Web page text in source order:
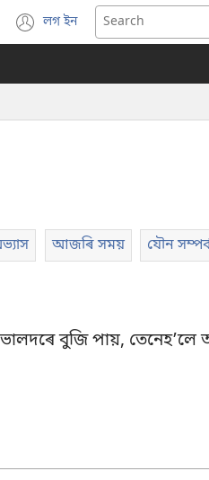
লগ ইন
(opens
new
আজৰি সময় যৌন
বুজি পায়,